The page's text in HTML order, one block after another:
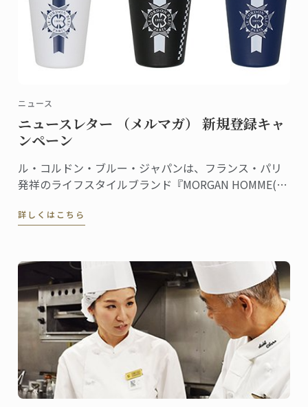
ニュース
ニュースレター （メルマガ） 新規登録キャ
ンペーン
ル・コルドン・ブルー・ジャパンは、フランス・パリ
発祥のライフスタイルブランド『MORGAN HOMME(モ
ルドン・ブルーのニュースレター（メルマガ）に新規
詳しくはこちら